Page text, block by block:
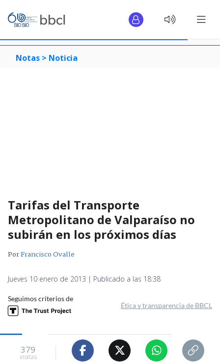
Notas > Noticia
Tarifas del Transporte
Metropolitano de Valparaíso no
subirán en los próximos días
PorFrancisco Ovalle
Jueves 10 enero de 2013 | Publicado a las 18:38
Seguimos criterios de
Ética y transparencia de BBCL
379
visitas